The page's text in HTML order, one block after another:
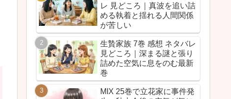
レ 見どころ｜真波を追い詰
める執着と揺れる人間関係
が苦しい
生贄家族 7巻 感想 ネタバレ
見どころ｜深まる謎と張り
詰めた空気に息をのむ最新
巻
MIX 25巻で立花家に事件発